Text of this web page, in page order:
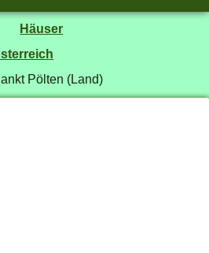
Häuser
Pölten (Land)